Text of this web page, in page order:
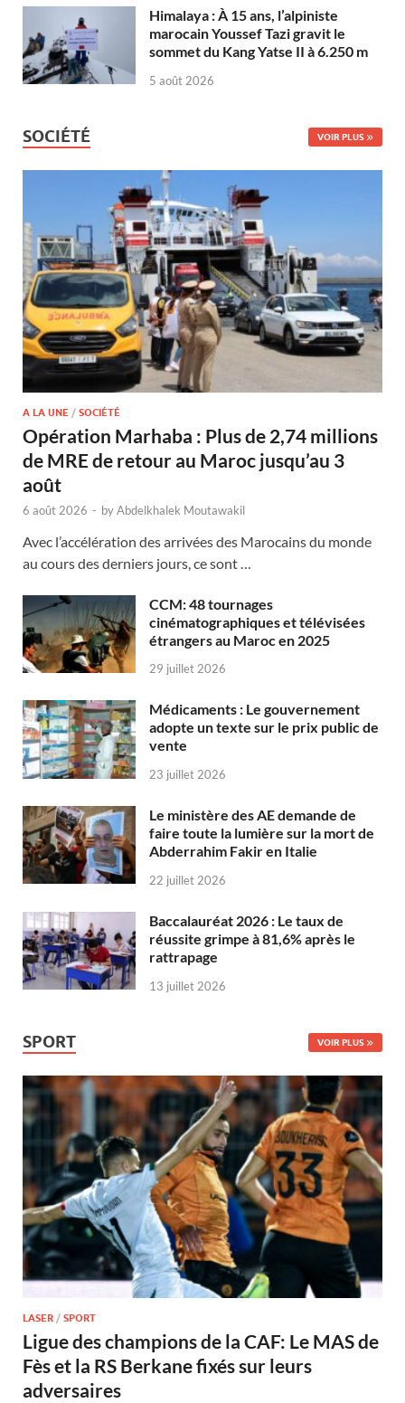
Himalaya : À 15 ans, l’alpiniste
marocain Youssef Tazi gravit le
sommet du Kang Yatse II à 6.250 m
5 août 2026
SOCIÉTÉ VOIR PLUS
A LA UNE / SOCIÉTÉ
Opération Marhaba : Plus de 2,74 millions
de MRE de retour au Maroc jusqu’au 3
août
6 août 2026 - byAbdelkhalek Moutawakil
Avec l’accélération des arrivées des Marocains du monde
au cours des derniers jours, ce sont …
CCM: 48 tournages
cinématographiques et télévisées
étrangers au Maroc en 2025
29 juillet 2026
Médicaments : Le gouvernement
adopte un texte sur le prix public de
vente
23 juillet 2026
Le ministère des AE demande de
faire toute la lumière sur la mort de
Abderrahim Fakir en Italie
22 juillet 2026
Baccalauréat 2026 : Le taux de
réussite grimpe à 81,6% après le
rattrapage
13 juillet 2026
SPORT VOIR PLUS
LASER / SPORT
Ligue des champions de la CAF: Le MAS de
Fès et la RS Berkane fixés sur leurs
adversaires